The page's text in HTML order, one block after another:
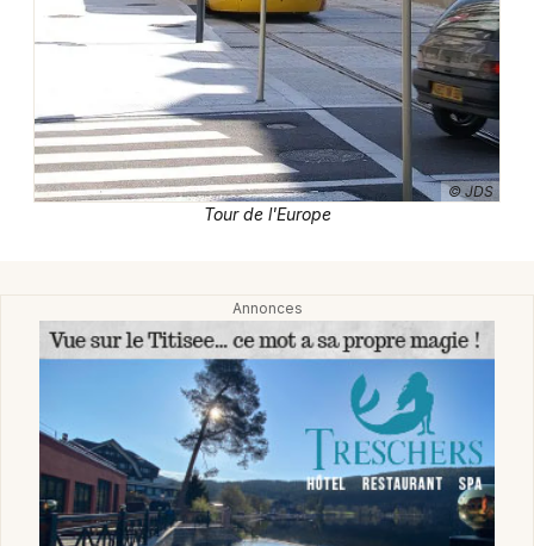
Paysage dans le Grand Est
Jeux concours
Actus à Mulhouse
Magazine à Mulhouse
Actus tourisme & loisirs
Restaurants
© JDS
Tour de l'Europe